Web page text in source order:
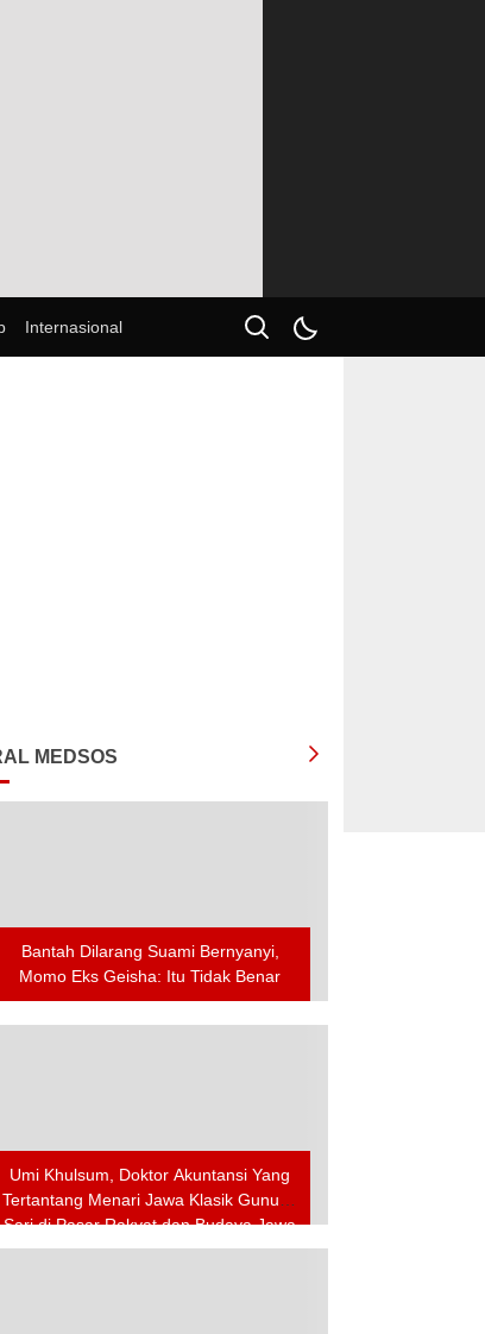
Internasional
MEDSOS
Bantah Dilarang Suami Bernyanyi,
Momo Eks Geisha: Itu Tidak Benar
Umi Khulsum, Doktor Akuntansi Yang
Tertantang Menari Jawa Klasik Gunung
Sari di Pasar Rakyat dan Budaya Jawa
Tengah